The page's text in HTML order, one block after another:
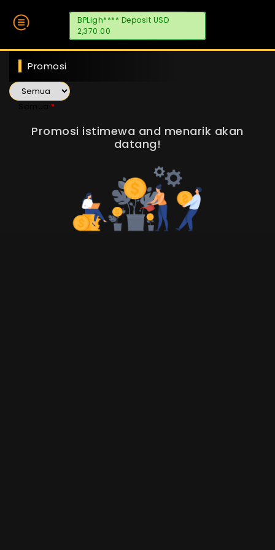
BPLigh**** Deposit USD
2,370.00
Promosi
Promosi istimewa and menarik akan
datang!